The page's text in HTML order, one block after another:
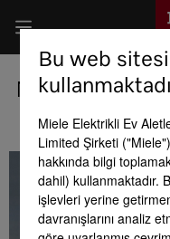
Mükemmellik
Bu web
Miele Elektrikli Ev
Limited Şirketi
hakkında bilgi
dahil) kullanmaktadır.
işlevleri yerine
davranışlarını analiz